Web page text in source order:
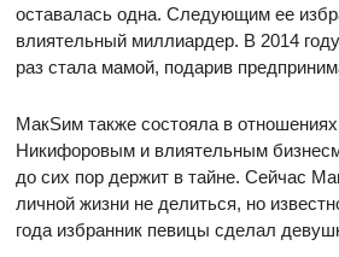
оставалась одна. Следующим ее
влиятельный миллиардер. В 2014
раз стала мамой, подарив
МакSим также состояла в
Никифоровым и влиятельным
до сих пор держит в тайне. Сейчас
личной жизни не делиться, но
года избранник певицы сделал